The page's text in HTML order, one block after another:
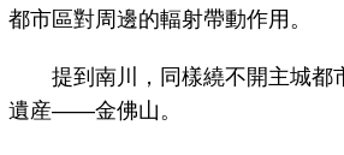
都市區對周邊的輻射帶動作用。
提到南川，同樣繞不開主城都
遺産——金佛山。